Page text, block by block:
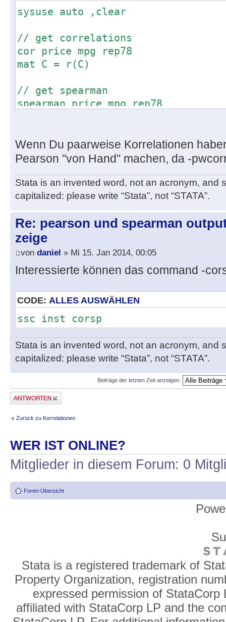
sysuse auto ,clear
// get correlations
cor price mpg rep78
mat C = r(C)
// get spearman
spearman price mpg rep78
// put them together
forv r = 1/3 {
forv c = `r1'/3 {
mat C[`r', `c'] = Rho[`r',
}
matlist C
Wenn Du paarweise Korrelationen
Pearson "von Hand" machen, da -
Stata is an invented word, not an acronym, and
capitalized: please write “Stata”, not “STATA”.
Re: pearson und spearman
zeige
von daniel » Mi 15. Jan 2014, 00:05
Interessierte können das command -
CODE: ALLES AUSWÄHLEN
ssc inst corsp
Stata is an invented word, not an acronym, and
capitalized: please write “Stata”, not “STATA”.
Beiträge der letzten Zeit anzeigen:
Antwort erstellen
Zurück zu Korrelationen
WER IST ONLINE?
Mitglieder in diesem Forum: 0
Foren-Übersicht
Stata is a registered trademark of
Property Organization, registration
expressed permission of
affiliated with StataCorp LP and the